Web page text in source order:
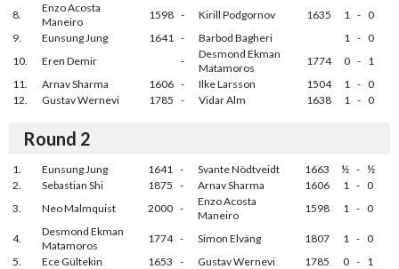
8.
Enzo Acosta
Maneiro
1598 - Kirill Podgornov 1635 1 - 0
9.
Eunsung Jung 1641 - Barbod Bagheri 1 - 0
10.
Eren Demir -
Desmond Ekman
Matamoros
1774 0 - 1
11.
Arnav Sharma 1606 - Ilke Larsson 1504 1 - 0
12.
Gustav Wernevi 1785 - Vidar Alm 1638 1 - 0
Round 2
1. Eunsung Jung 1641 - Svante Nödtveidt 1663 ½ - ½
2.
Sebastian Shi 1875 - Arnav Sharma 1606 1 - 0
3.
Neo Malmquist 2000 -
Enzo Acosta
Maneiro
1598 1 - 0
4.
Desmond Ekman
Matamoros
1774 - Simon Elväng 1807 1 - 0
5.
Ece Gültekin 1653 - Gustav Wernevi 1785 0 - 1